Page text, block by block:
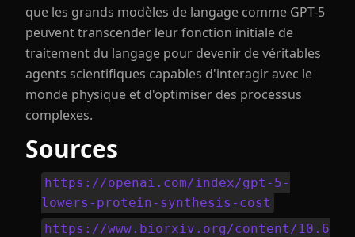
que les grands modèles de langage comme GPT-5
peuvent transcender leur fonction initiale de
traitement du langage pour devenir de véritables
agents scientifiques capables d'interagir avec le
monde physique et d'optimiser des processus
complexes.
Sources
https://openai.com/index/gpt-5-
lowers-protein-synthesis-cost
https://www.biorxiv.org/content/10.6